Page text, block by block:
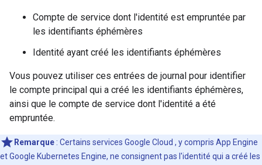
Compte de service dont l'identité est empruntée par
les identifiants éphémères
Identité ayant créé les identifiants éphémères
Vous pouvez utiliser ces entrées de journal pour identifier
le compte principal qui a créé les identifiants éphémères,
ainsi que le compte de service dont l'identité a été
empruntée.
Remarque : Certains services Google Cloud , y compris App Engine
et Google Kubernetes Engine, ne consignent pas l'identité qui a créé les